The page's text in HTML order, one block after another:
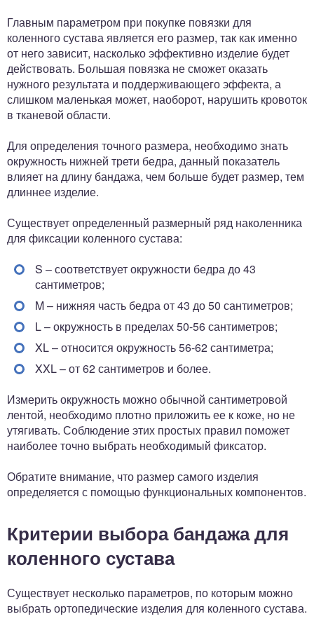
Главным параметром при покупке повязки для
коленного сустава является его размер, так как именно
от него зависит, насколько эффективно изделие будет
действовать. Большая повязка не сможет оказать
нужного результата и поддерживающего эффекта, а
слишком маленькая может, наоборот, нарушить кровоток
в тканевой области.
Для определения точного размера, необходимо знать
окружность нижней трети бедра, данный показатель
влияет на длину бандажа, чем больше будет размер, тем
длиннее изделие.
Существует определенный размерный ряд наколенника
для фиксации коленного сустава:
S – соответствует окружности бедра до 43
сантиметров;
M – нижняя часть бедра от 43 до 50 сантиметров;
L – окружность в пределах 50-56 сантиметров;
XL – относится окружность 56-62 сантиметра;
XXL – от 62 сантиметров и более.
Измерить окружность можно обычной сантиметровой
лентой, необходимо плотно приложить ее к коже, но не
утягивать. Соблюдение этих простых правил поможет
наиболее точно выбрать необходимый фиксатор.
Обратите внимание, что размер самого изделия
определяется с помощью функциональных компонентов.
Критерии выбора бандажа для
коленного сустава
Существует несколько параметров, по которым можно
выбрать ортопедические изделия для коленного сустава.